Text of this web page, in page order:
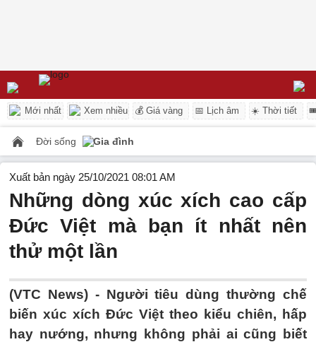
Mới nhất Xem nhiều 💰 Giá vàng 📅 Lịch âm ☀️ Thời tiết
Đời sống Gia đình
Xuất bản ngày 25/10/2021 08:01 AM
Những dòng xúc xích cao cấp
Đức Việt mà bạn ít nhất nên
thử một lần
(VTC News) - Người tiêu dùng thường chế
biến xúc xích Đức Việt theo kiểu chiên, hấp
hay nướng, nhưng không phải ai cũng biết